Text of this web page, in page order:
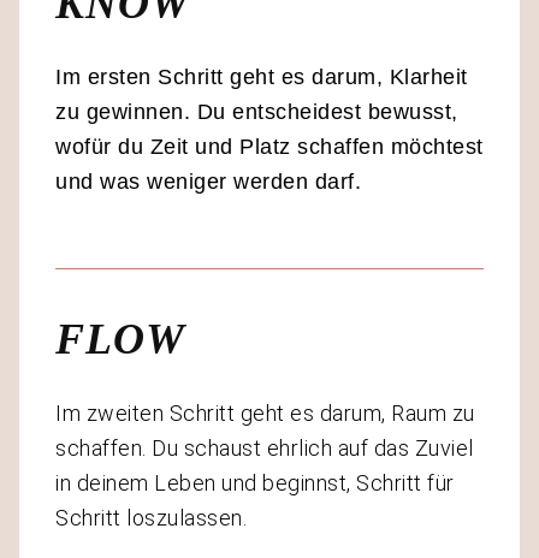
Im ersten Schritt geht es darum, Klarheit
zu gewinnen. Du entscheidest bewusst,
wofür du Zeit und Platz schaffen möchtest
und was weniger werden darf.
FLOW
Im zweiten Schritt geht es darum, Raum zu
schaffen. Du schaust ehrlich auf das Zuviel
in deinem Leben und beginnst, Schritt für
Schritt loszulassen.